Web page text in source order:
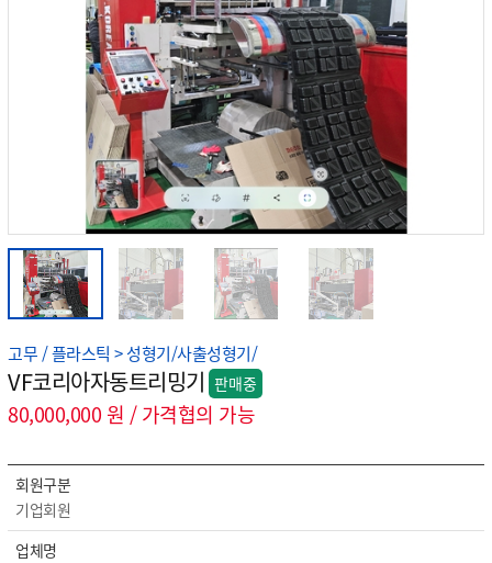
고무 / 플라스틱 > 성형기/사출성형기/
VF코리아자동트리밍기 판매중
80,000,000 원 / 가격협의 가능
회원구분
기업회원
업체명
고객마당
이용 안내